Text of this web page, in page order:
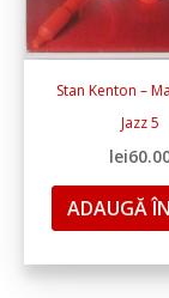
Stan Kenton –
Jazz 5
lei
ADAUGĂ